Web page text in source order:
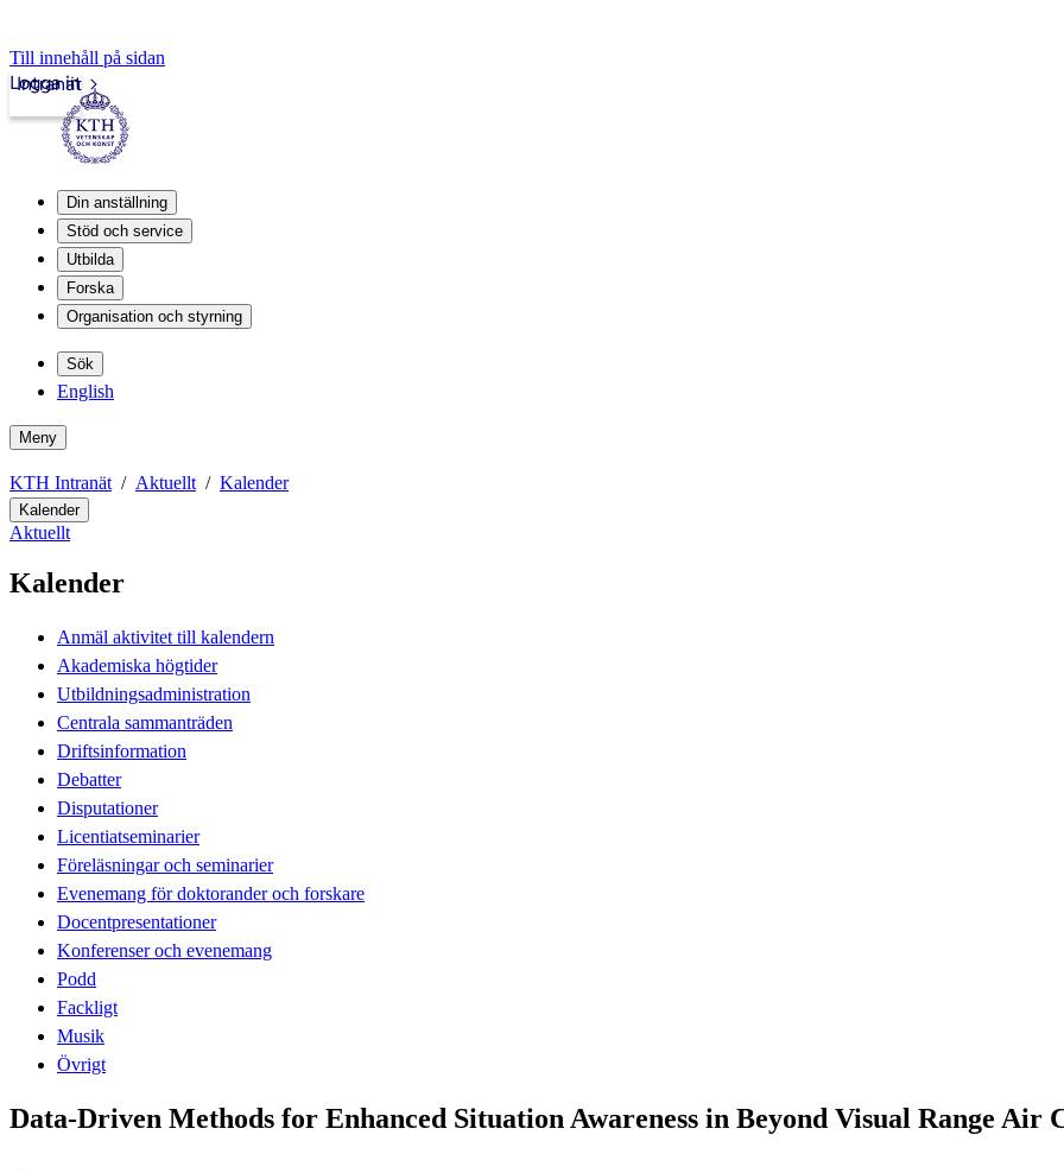
Till innehåll på sidan
Intranät
Logga in
Din anställning
Stöd och service
Utbilda
Forska
Organisation och styrning
Sök
English
Meny
KTH Intranät Aktuellt Kalender
Kalender
Aktuellt
Kalender
Anmäl aktivitet till kalendern
Akademiska högtider
Utbildningsadministration
Centrala sammanträden
Driftsinformation
Debatter
Disputationer
Licentiatseminarier
Föreläsningar och seminarier
Evenemang för doktorander och forskare
Docentpresentationer
Konferenser och evenemang
Podd
Fackligt
Musik
Övrigt
Data-Driven Methods for Enhanced Situation Awareness in Beyond Visual Range Air